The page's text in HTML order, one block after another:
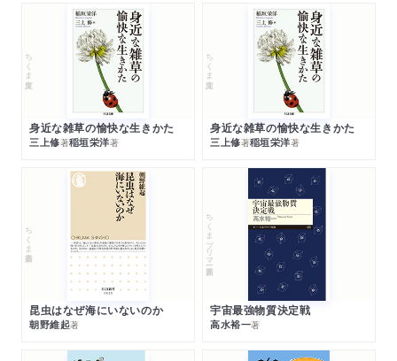
ちくま文庫
身近な雑草の愉快な生きかた
三上修著稲垣栄洋著
ちくま文庫
身近な雑草の愉快な生きかた
三上修著稲垣栄洋著
ちくま新書
昆虫はなぜ海にいないのか
朝野維起著
ちくまプリマー新書
宇宙最強物質決定戦
高水裕一著